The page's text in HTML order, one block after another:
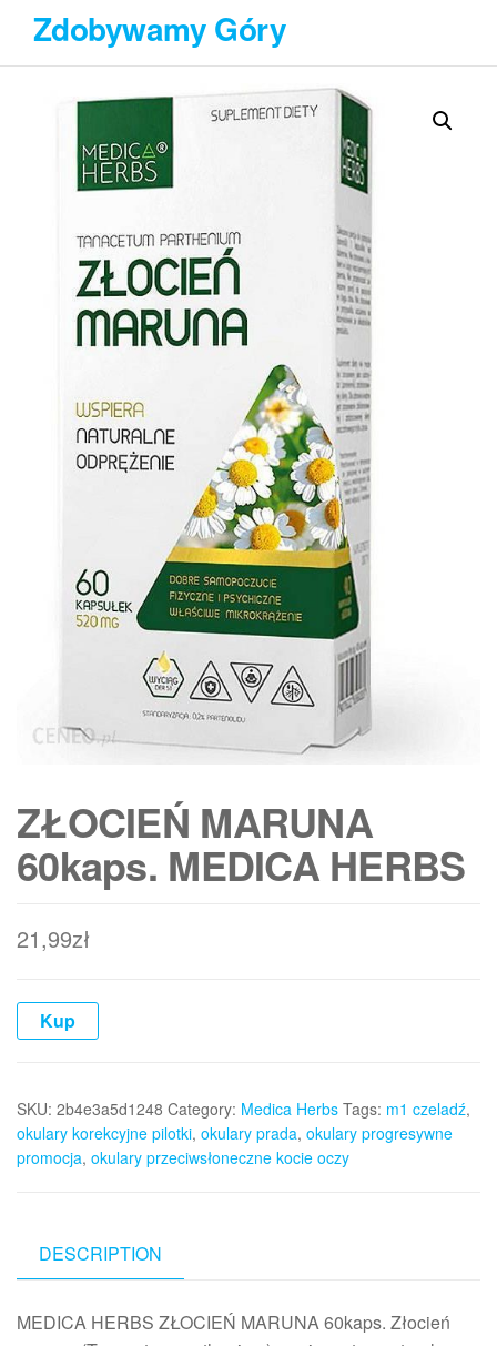
Przejdź
treści
Zdobywamy Góry
ZŁOCIEŃ MARUNA
60kaps. MEDICA HERBS
21,99zł
Kup
SKU: 2b4e3a5d1248 Category: Medica Herbs Tags: m1 czeladź,
okulary korekcyjne pilotki, okulary prada, okulary progresywne
promocja, okulary przeciwsłoneczne kocie oczy
DESCRIPTION
MEDICA HERBS ZŁOCIEŃ MARUNA 60kaps. Złocień